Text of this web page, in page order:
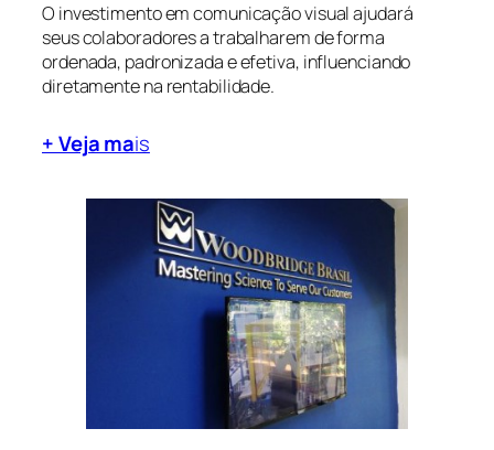
O investimento em comunicação visual ajudará
seus colaboradores a trabalharem de forma
ordenada, padronizada e efetiva, influenciando
diretamente na rentabilidade.
+ Veja mais